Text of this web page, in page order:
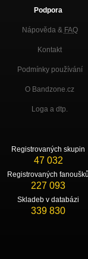
Podpora
Nápověda & FAQ
Kontakt
Podmínky používání
O Bandzone.cz
Loga a dtp.
Registrovaných skupin
47 032
Registrovaných fanoušků
227 093
Skladeb v databázi
339 830